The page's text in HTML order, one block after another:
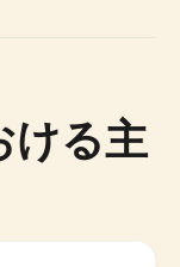
ける主